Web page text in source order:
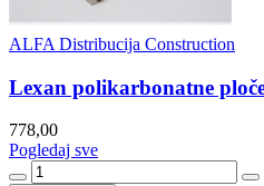
ALFA Distribucija Construction
Lexan polikarbonatne
778,00
Pogledaj sve